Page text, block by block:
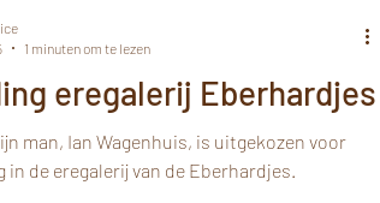
eregalerij Eberhardjes
man, Ian Wagenhuis, is uitgekozen voor
in de eregalerij van de Eberhardjes.
1 minuten om te lezen